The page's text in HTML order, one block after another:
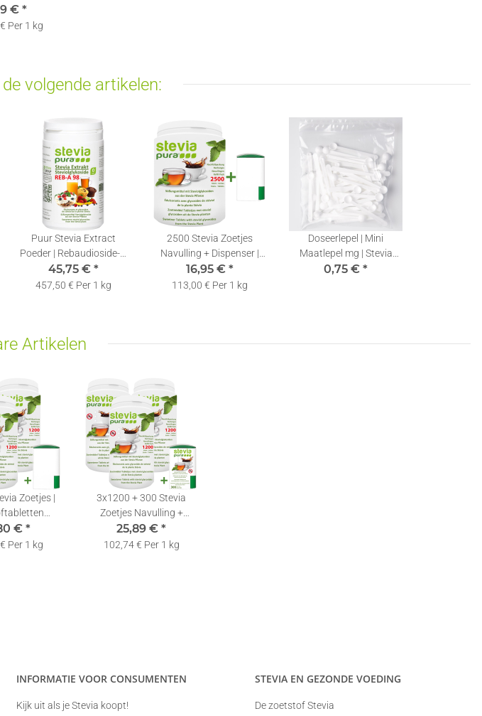
Dispenser
€ *
Per 1 kg
volgende artikelen:
Puur Stevia Extract
Poeder | Rebaudioside-A
98% | Gratis Doseerlepel |
100g
45,75 € *
457,50 € Per 1 kg
2500 Stevia Zoetjes
Navulling + Dispenser |
Tabletjes |
Zoetstoftabletten
16,95 € *
113,00 € Per 1 kg
Doseerlepel | Mini
Maatlepel mg | Stevia
Meetlepels 0,10ml | 1 Stuk
0,75 € *
Artikelen
Zoetjes |
+ Zoetstof
€ *
Per 1 kg
3x1200 + 300 Stevia
Zoetjes Navulling +
Dispenser | Tabletjes |
Zoetstoftabletten
25,89 € *
102,74 € Per 1 kg
INFORMATIE VOOR CONSUMENTEN
Kijk uit als je Stevia koopt!
STEVIA EN GEZONDE VOEDING
De zoetstof Stevia